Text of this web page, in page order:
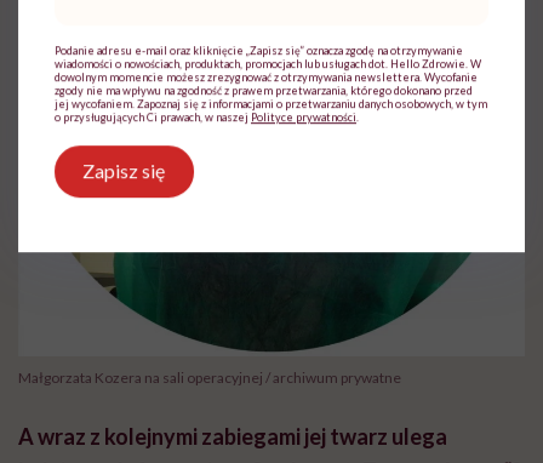
Małgorzata Kozera na sali operacyjnej / archiwum prywatne
A wraz z kolejnymi zabiegami jej twarz ulega
Podanie adresu e-mail oraz kliknięcie „Zapisz się” oznacza zgodę na otrzymywanie
wiadomości o nowościach, produktach, promocjach lub usługach dot. Hello Zdrowie. W
dowolnym momencie możesz zrezygnować z otrzymywania newslettera. Wycofanie
zgody nie ma wpływu na zgodność z prawem przetwarzania, którego dokonano przed
jej wycofaniem. Zapoznaj się z informacjami o przetwarzaniu danych osobowych, w tym
o przysługujących Ci prawach, w naszej Polityce prywatności
Zapisz się